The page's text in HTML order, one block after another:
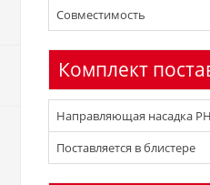
Совместимость
Комплект
Направляющая насадка
Поставляется в блистере